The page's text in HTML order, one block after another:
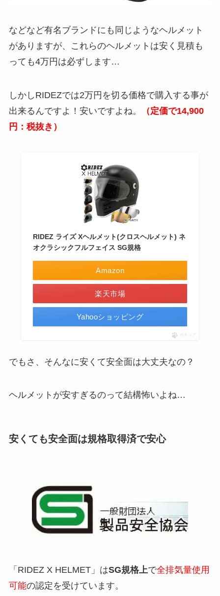
などなど有名ブランドにも同じようなヘルメット
がありますが、これらのヘルメットは安く見積も
っても4万円は必ずします…
しかしRIDEZでは2万円を切る価格で購入する事が
出来るんですよ！安いですよね。
（定価で14,900
円：税抜き）
RIDEZ ライズ Xヘルメット(クロスヘルメット) ネ
オクラシックフルフェイス SG規格
Amazon
楽天市場
Yahooショッピング
ポチップ
でもさ、そんなに安くて安全面は大丈夫なの？
ヘルメットが安すぎるのって結構怖いよね…
安くても安全面は規格取得済で安心
「RIDEZ X HELMET」はSG規格上で全排気量使用
可能の認定を受けています。